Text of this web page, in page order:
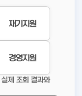
재기지원
경영지원
제 조회 결과와